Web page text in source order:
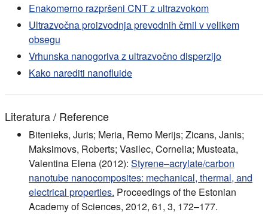
Enakomerno razpršeni CNT z ultrazvokom
Ultrazvočna proizvodnja prevodnih črnil v velikem
obsegu
Vrhunska nanogoriva z ultrazvočno disperzijo
Kako narediti nanofluide
Literatura / Reference
Bitenieks, Juris; Meria, Remo Merijs; Zicans, Janis;
Maksimovs, Roberts; Vasilec, Cornelia; Musteata,
Valentina Elena (2012): Styrene–acrylate/carbon
nanotube nanocomposites: mechanical, thermal, and
electrical properties. Proceedings of the Estonian
Academy of Sciences, 2012, 61, 3, 172–177.